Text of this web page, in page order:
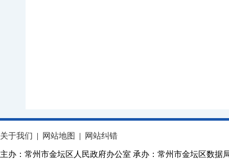
关于我们 | 网站地图 | 网站纠错
主办：常州市金坛区人民政府办公室 承办：常州市金坛区数据